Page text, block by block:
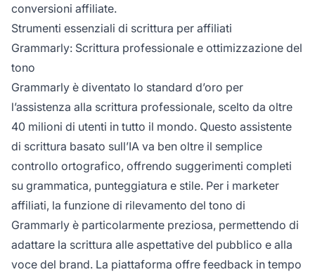
conversioni affiliate.
Strumenti essenziali di scrittura per affiliati
Grammarly: Scrittura professionale e ottimizzazione del
tono
Grammarly è diventato lo standard d’oro per
l’assistenza alla scrittura professionale, scelto da oltre
40 milioni di utenti in tutto il mondo. Questo assistente
di scrittura basato sull’IA va ben oltre il semplice
controllo ortografico, offrendo suggerimenti completi
su grammatica, punteggiatura e stile. Per i marketer
affiliati, la funzione di rilevamento del tono di
Grammarly è particolarmente preziosa, permettendo di
adattare la scrittura alle aspettative del pubblico e alla
voce del brand. La piattaforma offre feedback in tempo